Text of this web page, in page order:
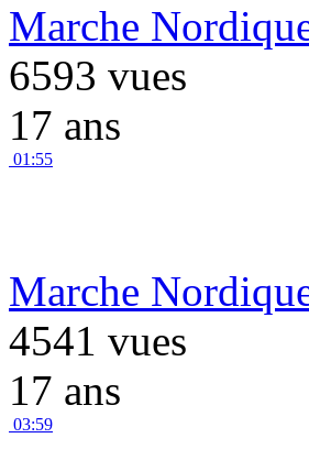
Marche
6593 vues
17 ans
01:55
Marche
4541 vues
17 ans
03:59